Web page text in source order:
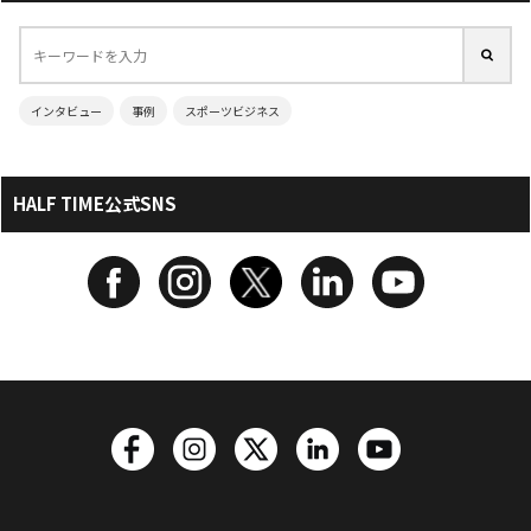
インタビュー 事例 スポーツビジネス
HALF TIME公式SNS